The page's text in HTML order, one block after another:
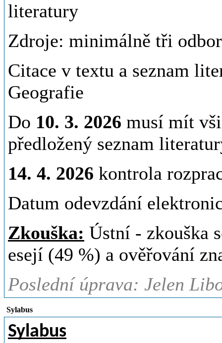
literatury
Zdroje: minimálně tři
Citace v textu a seznam
Geografie
Do 10. 3. 2026 musí mít
předložený seznam
14. 4. 2026 kontrola
Datum odevzdání
Zkouška: Ústní - zkouška
esejí (49 %) a ověřování
Poslední úprava: Jelen
Sylabus
Sylabus